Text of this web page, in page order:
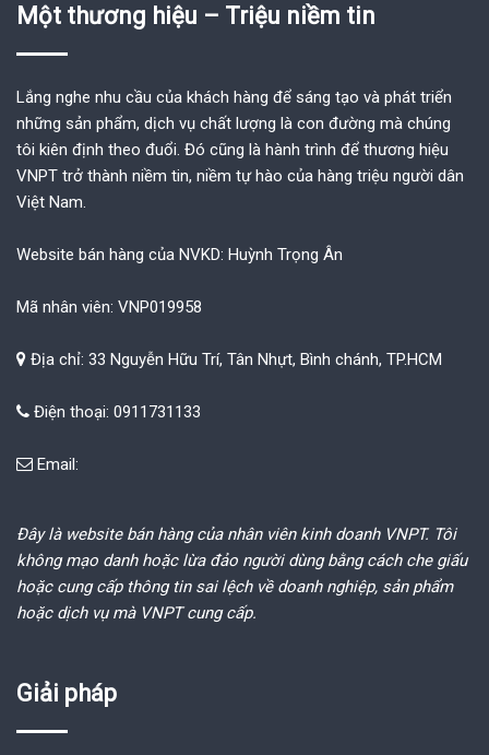
Một thương hiệu – Triệu niềm tin
Lắng nghe nhu cầu của khách hàng để sáng tạo và phát triển
những sản phẩm, dịch vụ chất lượng là con đường mà chúng
tôi kiên định theo đuổi. Đó cũng là hành trình để thương hiệu
VNPT trở thành niềm tin, niềm tự hào của hàng triệu người dân
Việt Nam.
Website bán hàng của NVKD: Huỳnh Trọng Ân
Mã nhân viên: VNP019958
Địa chỉ: 33 Nguyễn Hữu Trí, Tân Nhựt, Bình chánh, TP.HCM
Điện thoại: 0911731133
Email:
Đây là website bán hàng của nhân viên kinh doanh VNPT. Tôi
không mạo danh hoặc lừa đảo người dùng bằng cách che giấu
hoặc cung cấp thông tin sai lệch về doanh nghiệp, sản phẩm
hoặc dịch vụ mà VNPT cung cấp.
Giải pháp